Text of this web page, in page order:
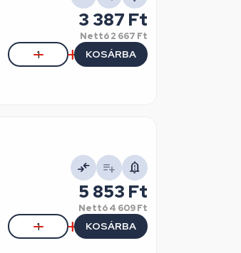
3 387 Ft
Nettó2 667 Ft
KOSÁRBA
5 853 Ft
Nettó4 609 Ft
KOSÁRBA